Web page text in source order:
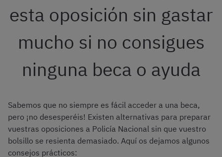
esta oposición sin gastar
mucho si no consigues
ninguna beca o ayuda
Sabemos que no siempre es fácil acceder a una beca,
pero ¡no desesperéis! Existen alternativas para preparar
vuestras oposiciones a Policía Nacional sin que vuestro
bolsillo se resienta demasiado. Aquí os dejamos algunos
consejos prácticos: